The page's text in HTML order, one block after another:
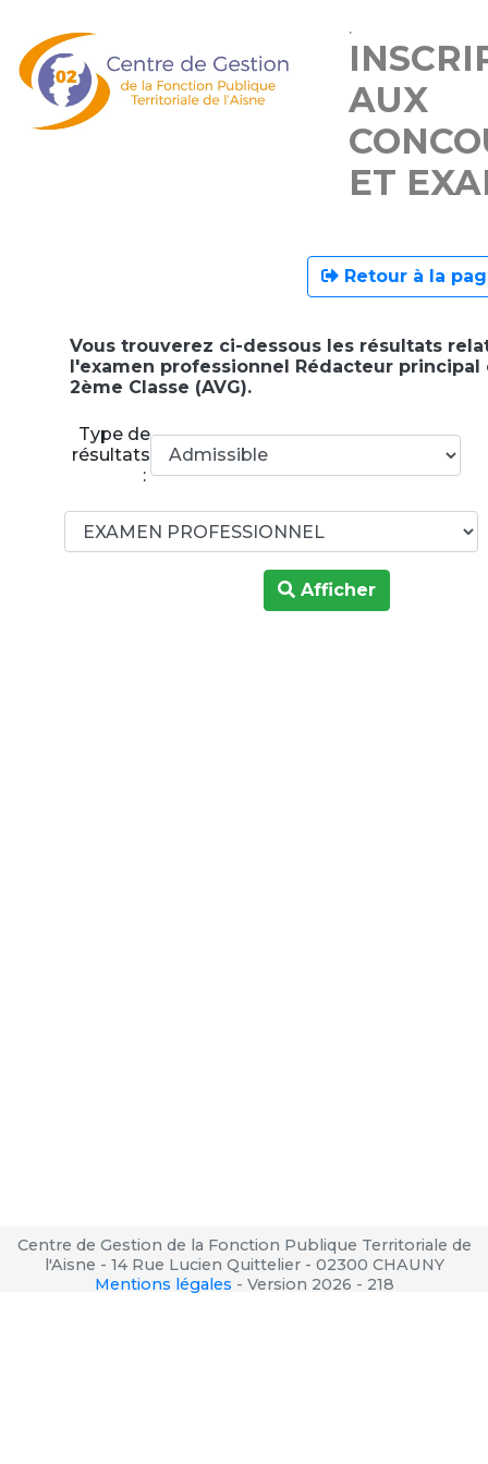
.
AUX
ET
Retour à la
Vous trouverez ci-dessous les résultats
l'examen professionnel Rédacteur principal
2ème Classe (AVG).
Type de
résultats
:
Afficher
Centre de Gestion de la Fonction Publique Territoriale de
l'Aisne - 14 Rue Lucien Quittelier - 02300 CHAUNY
Mentions légales - Version 2026 - 218